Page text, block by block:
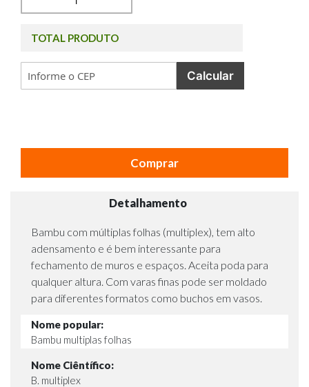
TOTAL PRODUTO
Calcular
Comprar
Detalhamento
Bambu com múltiplas folhas (multiplex), tem alto
adensamento e é bem interessante para
fechamento de muros e espaços. Aceita poda para
qualquer altura. Com varas finas pode ser moldado
para diferentes formatos como buchos em vasos.
Nome popular:
Bambu multiplas folhas
Nome Ciêntífico:
B. multiplex